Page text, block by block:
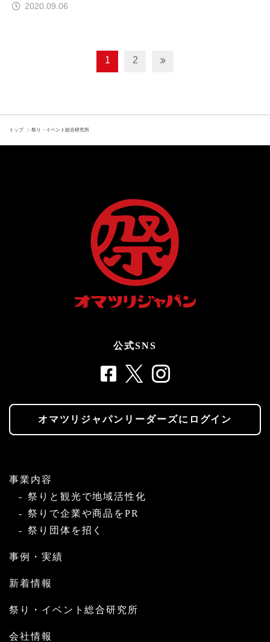
2020.09.06
1 2
トップ 祭り・イベント総合研究所
公式SNS
オマツリジャパンリーダーズにログイン
事業内容
祭りと観光で地域活性化
祭りで企業や商品をPR
祭り団体を招く
事例・実績
新着情報
祭り・イベント総合研究所
会社情報